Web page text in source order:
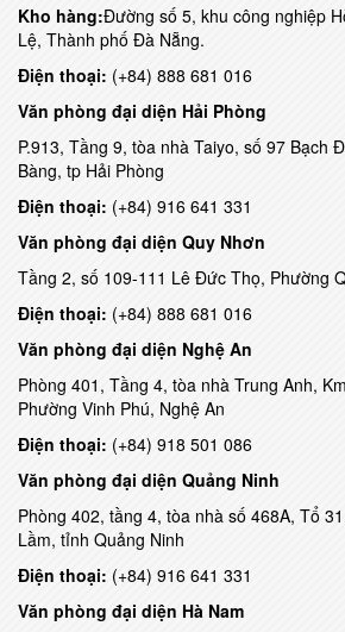
Kho hàng:Đường số 5, khu công nghiệp
Lệ, Thành phố Đà Nẵng.
Điện thoại: (+84) 888 681 016
Văn phòng đại diện Hải Phòng
P.913, Tầng 9, tòa nhà Taiyo, số 97 Bạch
Bàng, tp Hải Phòng
Điện thoại: (+84) 916 641 331
Văn phòng đại diện Quy Nhơn
Tầng 2, số 109-111 Lê Đức Thọ, Phường
Điện thoại: (+84) 888 681 016
Văn phòng đại diện Nghệ An
Phòng 401, Tầng 4, tòa nhà Trung Anh,
Phường Vinh Phú, Nghệ An
Điện thoại: (+84) 918 501 086
Văn phòng đại diện Quảng Ninh
Phòng 402, tầng 4, tòa nhà số 468A, Tổ
Lầm, tỉnh Quảng Ninh
Điện thoại: (+84) 916 641 331
Văn phòng đại diện Hà Nam